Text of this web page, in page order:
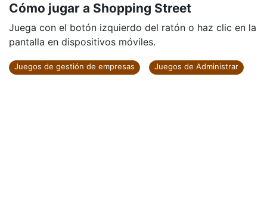
Cómo jugar a Shopping Street
Juega con el botón izquierdo del ratón o haz clic en la
pantalla en dispositivos móviles.
Juegos de gestión de empresas Juegos de Administrar